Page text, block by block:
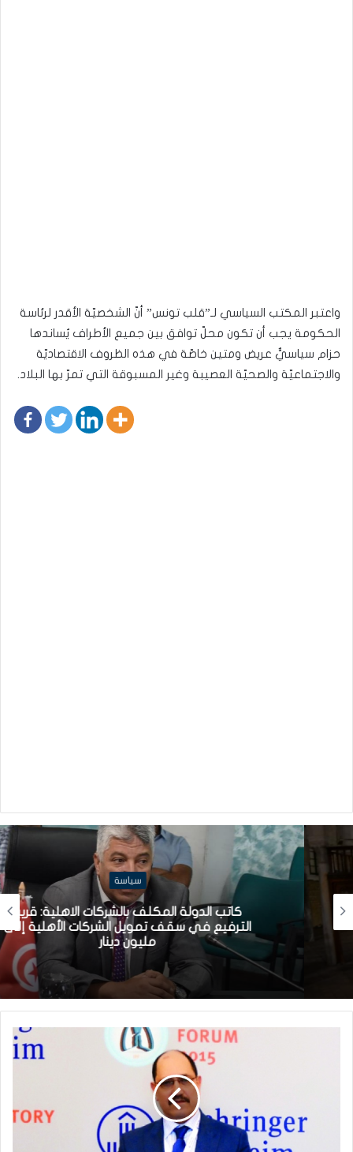
واعتبر المكتب السياسي لـ”قلب تونس” أنّ الشخصيّة الأقدر لرئاسة
الحكومة يجب أن تكون محلّ توافق بين جميع الأطراف يُساندها
حزام سياسيٌّ عريض ومتين خاصّة في هذه الظروف الاقتصاديّة
والاجتماعيّة والصحيّة العصيبة وغير المسبوقة التي تمرّ بها البلاد.
سياسة
كاتب الدولة المكلف بالشركات الاهلية: قريبا
الترفيع في سقف تمويل الشركات الأهلية إلى
مليون دينار